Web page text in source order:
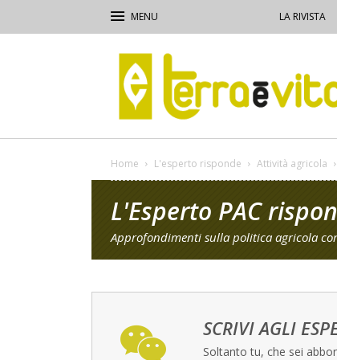
LA RIVISTA
Terra
e
Vita
Home L'esperto risponde Attività agricola
L'Esperto PAC
Approfondimenti sulla politica agricola
SCRIVI AGLI
Soltanto tu, che sei